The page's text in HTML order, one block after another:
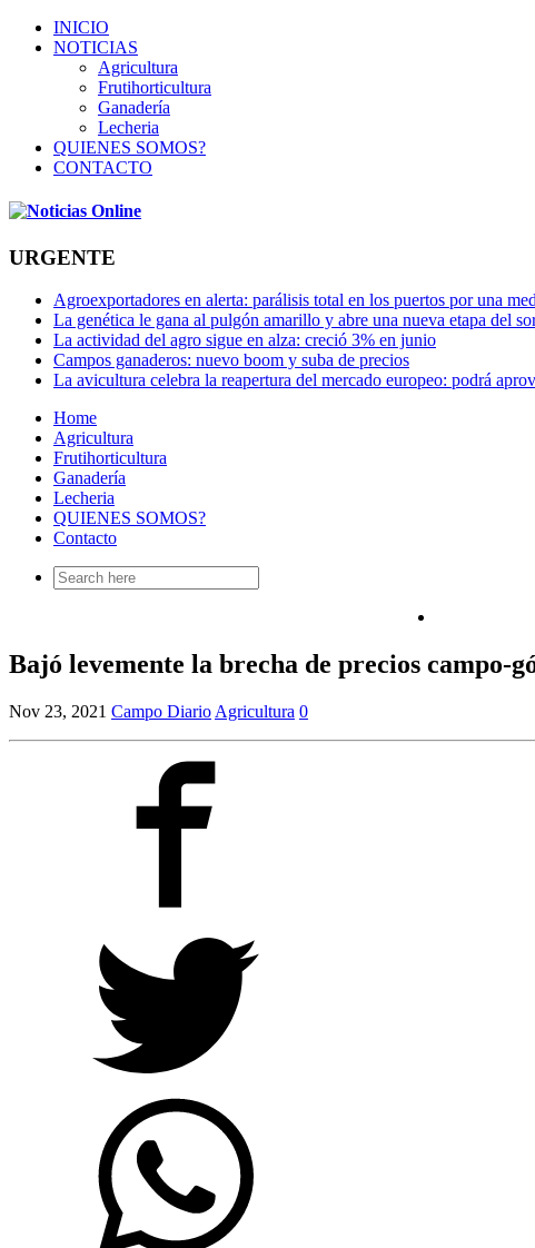
INICIO
NOTICIAS
Agricultura
Frutihorticultura
Ganadería
Lecheria
QUIENES SOMOS?
CONTACTO
URGENTE
Agroexportadores en alerta: parálisis total en los puertos por una
La genética le gana al pulgón amarillo y abre una nueva etapa del
La actividad del agro sigue en alza: creció 3% en junio
Campos ganaderos: nuevo boom y suba de precios
La avicultura celebra la reapertura del mercado europeo: podrá
Home
Agricultura
Frutihorticultura
Ganadería
Lecheria
QUIENES SOMOS?
Contacto
Search
for:
Bajó levemente la brecha de precios campo-
Nov 23, 2021 Campo Diario Agricultura 0